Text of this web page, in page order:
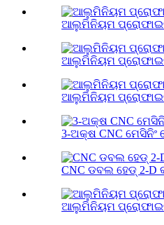
ଆଲୁମିନିୟମ ପ୍ରୋଫାଇଲ୍
ଆଲୁମିନିୟମ
ଆଲୁମିନିୟମ
3-ଅକ୍ଷ CNC ମେସିନିଂ
CNC ଡବଲ ହେଡ୍ 2-D
ଆଲୁମିନିୟମ